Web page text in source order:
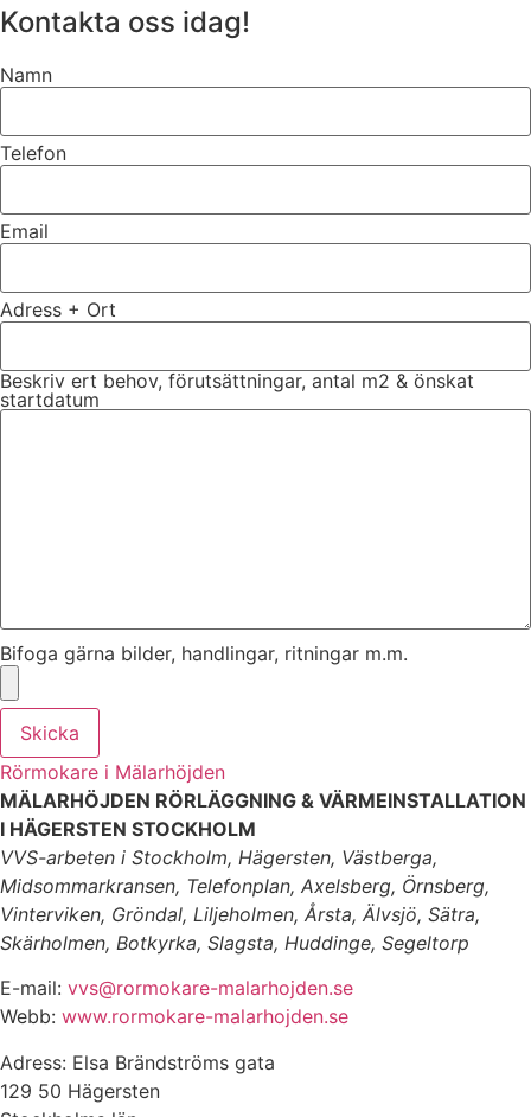
Kontakta oss idag!
Namn
Telefon
Email
Adress + Ort
Beskriv ert behov, förutsättningar, antal m2 & önskat
startdatum
Bifoga gärna bilder, handlingar, ritningar m.m.
Skicka
Rörmokare i Mälarhöjden
MÄLARHÖJDEN RÖRLÄGGNING & VÄRMEINSTALLATION
I HÄGERSTEN STOCKHOLM
VVS-arbeten i Stockholm, Hägersten, Västberga,
Midsommarkransen, Telefonplan, Axelsberg, Örnsberg,
Vinterviken, Gröndal, Liljeholmen, Årsta, Älvsjö, Sätra,
Skärholmen, Botkyrka, Slagsta, Huddinge, Segeltorp
E-mail: vvs@rormokare-malarhojden.se
Webb: www.rormokare-malarhojden.se
Adress: Elsa Brändströms gata
129 50 Hägersten